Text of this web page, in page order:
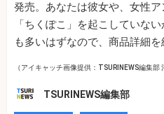
発売。あなたは彼女や、女性
「ちくぽこ」を起こしていな
も多いはずなので、商品詳細を
（アイキャッチ画像提供：TSURINEWS編集部
TSURINEWS編集部